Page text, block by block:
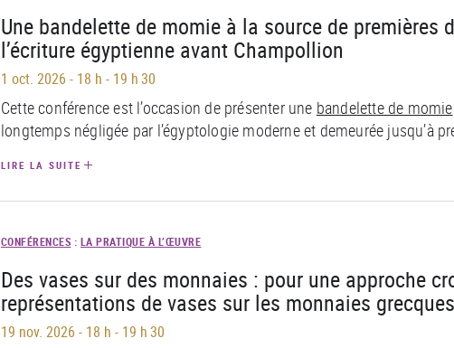
Une bandelette de momie à la source de premières
l’écriture égyptienne avant Champollion
1 oct. 2026 - 18 h - 19 h 30
Cette conférence est l’occasion de présenter une bandelette de momie
longtemps négligée par l’égyptologie moderne et demeurée jusqu’à
LIRE LA SUITE
CONFÉRENCES : LA PRATIQUE À L’ŒUVRE
Des vases sur des monnaies : pour une approche
représentations de vases sur les monnaies
19 nov. 2026 - 18 h - 19 h 30